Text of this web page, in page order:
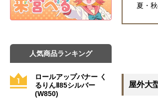
夏・
屋外大
人気商品ランキング
ロールアップバナー く
るりんⅡ85シルバー
(W850)